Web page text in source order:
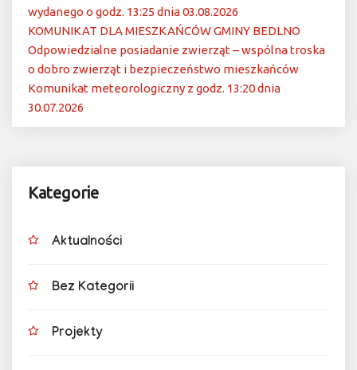
wydanego o godz. 13:25 dnia 03.08.2026
KOMUNIKAT DLA MIESZKAŃCÓW GMINY BEDLNO
Odpowiedzialne posiadanie zwierząt – wspólna troska
o dobro zwierząt i bezpieczeństwo mieszkańców
Komunikat meteorologiczny z godz. 13:20 dnia
30.07.2026
Kategorie
Aktualności
Bez Kategorii
Projekty